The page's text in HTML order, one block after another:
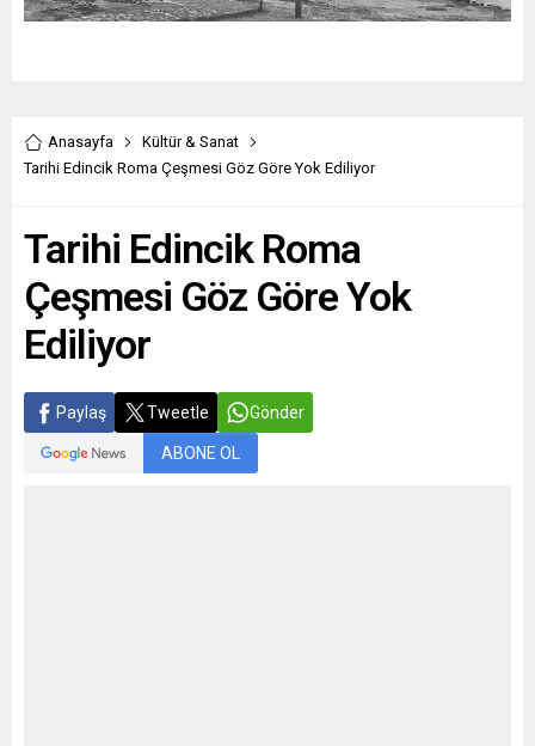
Anasayfa
Kültür & Sanat
Tarihi Edincik Roma Çeşmesi Göz Göre Yok Ediliyor
Tarihi Edincik Roma
Çeşmesi Göz Göre Yok
Ediliyor
Paylaş Tweetle Gönder
ABONE OL